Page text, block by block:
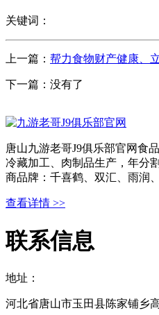
关键词：
上一篇： 帮力食物财产健康、
下一篇：没有了
唐山九游老哥J9俱乐部官网食
冷藏加工、肉制品生产，年分
商品牌：千喜鹤、双汇、雨润
查看详情 >>
联系信息
地址：
河北省唐山市玉田县陈家铺乡